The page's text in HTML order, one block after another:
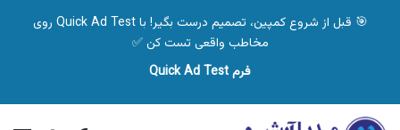
🎯 قبل از شروع کمپین، تصمیم درست بگیر! با Quick Ad Test روی
مخاطب واقعی تست کن ✅
فرم Quick Ad Test